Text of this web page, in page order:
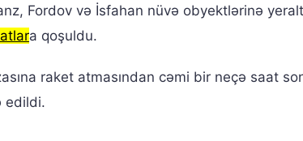
Fordov və İsfahan nüvə obyektlərinə yeraltı
a qoşuldu.
raket atmasından cəmi bir neçə saat
edildi.